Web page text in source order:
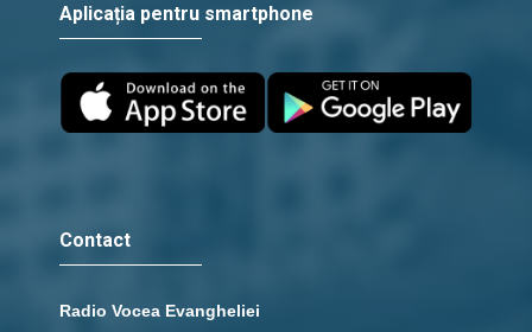
Aplicația pentru smartphone
Contact
Radio Vocea Evangheliei